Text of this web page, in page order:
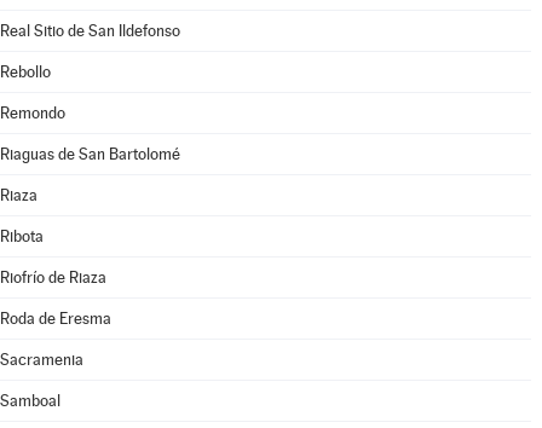
Real Sitio de San Ildefonso
Rebollo
Remondo
Riaguas de San Bartolomé
Riaza
Ribota
Riofrío de Riaza
Roda de Eresma
Sacramenia
Samboal